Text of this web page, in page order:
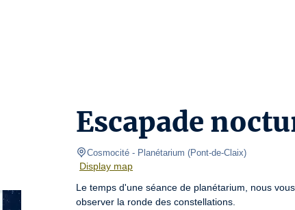
Escapade
Cosmocité - Planétarium (Pont-de-Claix)
Display map
Le temps d'une séance de planétarium, nous
observer la ronde des constellations.